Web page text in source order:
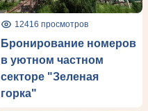
12416 просмотров
Бронирование номеров
в уютном частном
секторе "Зеленая
горка"